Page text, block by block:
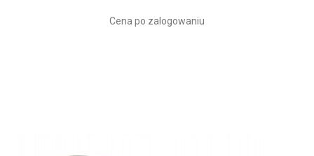
Cena po zalogowaniu